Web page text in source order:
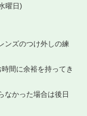
曜日)
ンズのつけ外しの練
間に余裕を持ってき
なかった場合は後日